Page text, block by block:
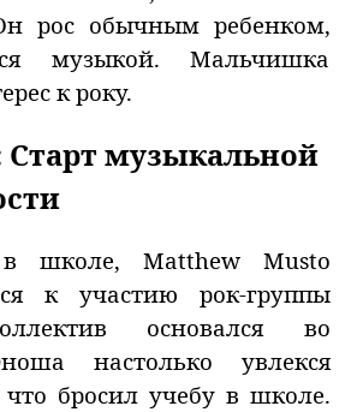
рос обычным ребенком,
музыкой. Мальчишка
к року.
Старт музыкальной
школе, Matthew Musto
к участию рок-группы
основался во
настолько увлекся
что бросил учебу в школе.